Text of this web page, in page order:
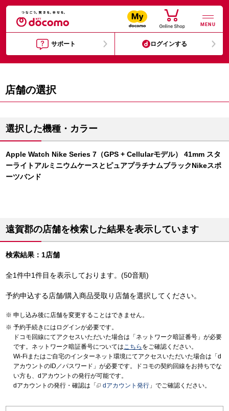
MENU
サポート ログインする
店舗の選択
選択した機種・カラー
Apple Watch Nike Series 7（GPS + Cellularモデル） 41mm スタ
ーライトアルミニウムケースとピュアプラチナムブラックNikeスポ
ーツバンド
遠賀郡の店舗を検索した結果を表示しています
検索結果：1店舗
全1件中1件目を表示しております。(50音順)
予約申込する店舗/購入商品受取り店舗を選択してください。
申し込み後に店舗を変更することはできません。
予約手続きにはログインが必要です。
ドコモ回線にてアクセスいただいた場合は「ネットワーク暗証番号」が必要
です。ネットワーク暗証番号についてはこちら をご確認ください。
Wi-Fiまたはご自宅のインターネット環境にてアクセスいただいた場合は「d
アカウントのID／パスワード」が必要です。ドコモの契約回線をお持ちでな
い方も、dアカウントの発行が可能です。
dアカウントの発行・確認は「
dアカウント発行 」でご確認ください。